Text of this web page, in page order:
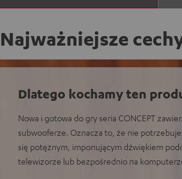
Najważniejsze
Dlatego kochamy ten
Nowa i gotowa do gry seria CONCEPT
subwooferze. Oznacza to, że nie
się potężnym, imponującym dźwiękiem
telewizorze lub bezpośrednio na